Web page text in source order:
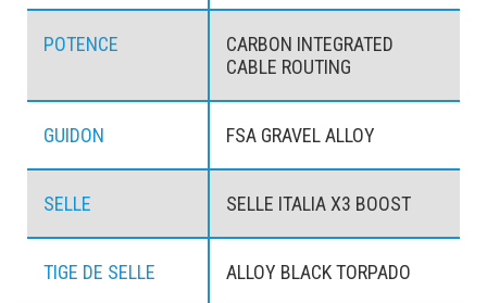
POTENCE
CARBON INTEGRATED
CABLE ROUTING
GUIDON FSA GRAVEL ALLOY
SELLE SELLE ITALIA X3 BOOST
TIGE DE SELLE ALLOY BLACK TORPADO